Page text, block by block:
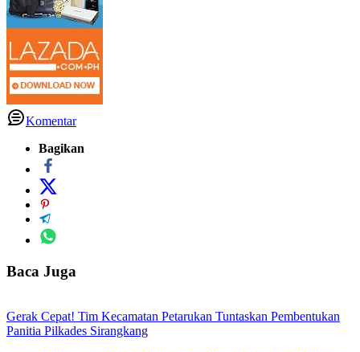
Komentar
Bagikan
Baca Juga
Gerak Cepat! Tim Kecamatan Petarukan Tuntaskan Pembentukan
Panitia Pilkades Sirangkang